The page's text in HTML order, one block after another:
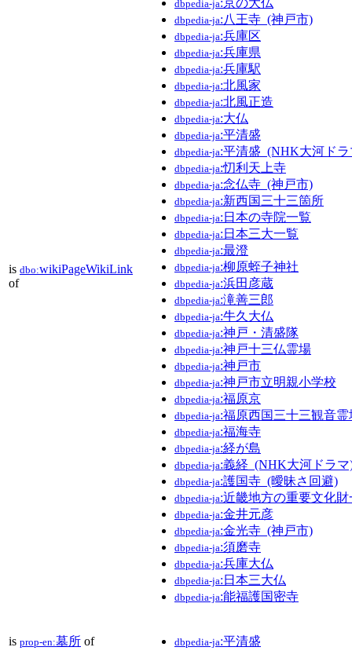
is dbo:wikiPageWikiLink
of
dbpedia-ja
dbpedia-ja:八王寺_(神戸市)
dbpedia-ja:兵庫区
dbpedia-ja:兵庫県
dbpedia-ja:兵庫駅
dbpedia-ja:北風家
dbpedia-ja:北風正造
dbpedia-ja:大仏
dbpedia-ja:平清盛
dbpedia-ja:平清盛_(NHK大河ドラ
dbpedia-ja:忉利天上寺
dbpedia-ja:念仏寺_(神戸市)
dbpedia-ja:新西国三十三箇所
dbpedia-ja:日本の寺院一覧
dbpedia-ja:日本三大一覧
dbpedia-ja:最澄
dbpedia-ja:柳原蛭子神社
dbpedia-ja:浜田彦蔵
dbpedia-ja:滝善三郎
dbpedia-ja:牛久大仏
dbpedia-ja:神戸・清盛隊
dbpedia-ja:神戸十三仏霊場
dbpedia-ja:神戸市
dbpedia-ja:神戸市立明親小学校
dbpedia-ja:福原京
dbpedia-ja:福原西国三十三観音霊
dbpedia-ja:福海寺
dbpedia-ja:経が島
dbpedia-ja:義経_(NHK大河ドラマ
dbpedia-ja:護国寺_(曖昧さ回避)
dbpedia-ja:近畿地方の重要文化財
dbpedia-ja:金井元彦
dbpedia-ja:金光寺_(神戸市)
dbpedia-ja:須磨寺
dbpedia-ja:兵庫大仏
dbpedia-ja:日本三大仏
dbpedia-ja:能福護国密寺
is prop-en:墓所 of dbpedia-ja:平清盛